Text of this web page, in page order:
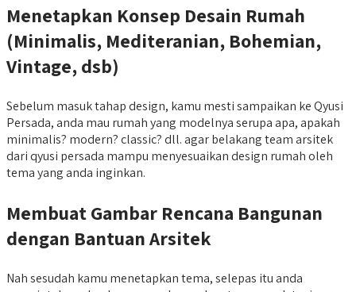
Menetapkan Konsep Desain Rumah
(Minimalis, Mediteranian, Bohemian,
Vintage, dsb)
Sebelum masuk tahap design, kamu mesti sampaikan ke Qyusi
Persada, anda mau rumah yang modelnya serupa apa, apakah
minimalis? modern? classic? dll. agar belakang team arsitek
dari qyusi persada mampu menyesuaikan design rumah oleh
tema yang anda inginkan.
Membuat Gambar Rencana Bangunan
dengan Bantuan Arsitek
Nah sesudah kamu menetapkan tema, selepas itu anda